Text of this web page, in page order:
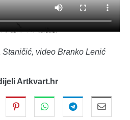
video Branko Lenić
Artkvart.hr